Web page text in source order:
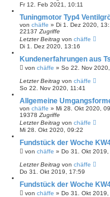
Fr 12. Feb 2021, 10:11
Tuningmotor Typ4
von chäffe » Di 1. Dez 2020,
22137 Zugriffe
Letzter Beitrag von chäffe
Di 1. Dez 2020, 13:16
Kundenerfahrungen aus
von chäffe » So 22. Nov
Letzter Beitrag von chäffe
So 22. Nov 2020, 11:41
Allgemeine
von chäffe » Mi 28. Okt 2020,
19378 Zugriffe
Letzter Beitrag von chäffe
Mi 28. Okt 2020, 09:22
Fundstück der Woche
von chäffe » Do 31. Okt 2019,
Letzter Beitrag von chäffe
Do 31. Okt 2019, 17:59
Fundstück der Woche
von chäffe » Do 31. Okt 2019,